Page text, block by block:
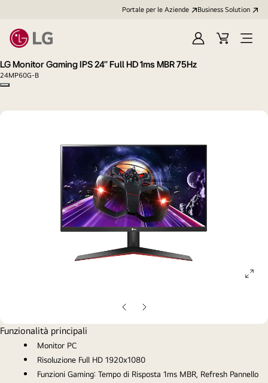
Portale per le Aziende Business Solution
AccediCart
Open
LG Monitor Gaming IPS 24'' Full HD 1ms MBR 75Hz
24MP60G-B
Copy model name
Slide
precedente
Slide
successiva
Funzionalità principali
Monitor PC
Risoluzione Full HD 1920x1080
Funzioni Gaming: Tempo di Risposta 1ms MBR, Refresh Pannello